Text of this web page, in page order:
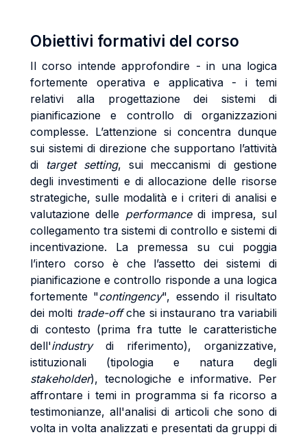
Obiettivi formativi del corso
Il corso intende approfondire - in una logica
fortemente operativa e applicativa - i temi
relativi alla progettazione dei sistemi di
pianificazione e controllo di organizzazioni
complesse. L’attenzione si concentra dunque
sui sistemi di direzione che supportano l’attività
di
target setting, sui meccanismi di gestione
degli investimenti e di allocazione delle risorse
strategiche, sulle modalità e i criteri di analisi e
valutazione delle performancedi impresa, sul
collegamento tra sistemi di controllo e sistemi di
incentivazione. La premessa su cui poggia
l’intero corso è che l’assetto dei sistemi di
pianificazione e controllo risponde a una logica
fortemente "contingency", essendo il risultato
dei molti trade-offche si instaurano tra variabili
di contesto (prima fra tutte le caratteristiche
dell'industrydi riferimento), organizzative,
istituzionali (tipologia e natura degli
stakeholder), tecnologiche e informative. Per
affrontare i temi in programma si fa ricorso a
testimonianze, all'analisi di articoli che sono di
volta in volta analizzati e presentati da gruppi di